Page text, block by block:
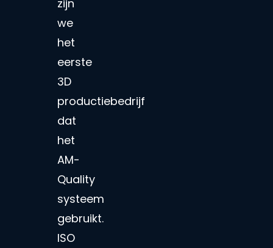
zijn
we
het
eerste
3D
productiebedrijf
dat
het
AM-
Quality
systeem
gebruikt.
ISO